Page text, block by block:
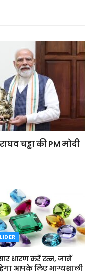
चड्ढा की PM मोदी
धारण करें रत्न, जानें
आपके लिए भाग्यशाली